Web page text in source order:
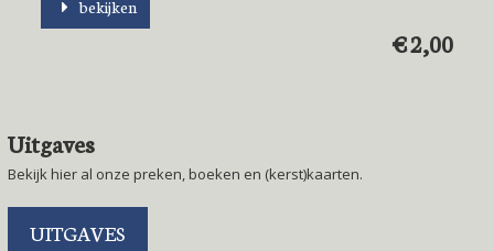
bekijken
€ 2,00
Uitgaves
Bekijk hier al onze preken, boeken en (kerst)kaarten.
UITGAVES